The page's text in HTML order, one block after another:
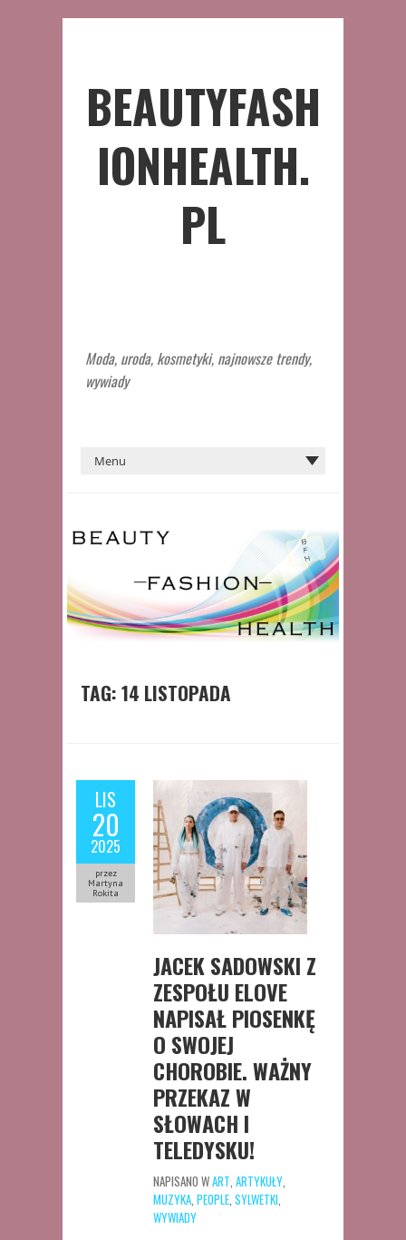
BEAUTYFASH
IONHEALTH.
PL
Moda, uroda, kosmetyki, najnowsze trendy,
wywiady
TAG:14 LISTOPADA
LIS
20
2025
przez
Martyna
Rokita
JACEK SADOWSKI Z
ZESPOŁU ELOVE
NAPISAŁ PIOSENKĘ
O SWOJEJ
CHOROBIE. WAŻNY
PRZEKAZ W
SŁOWACH I
TELEDYSKU!
NAPISANO WART ARTYKUŁY
MUZYKA PEOPLE SYLWETKI
WYWIADY